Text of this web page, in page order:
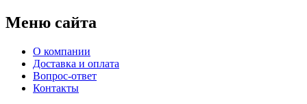
Меню сайта
О компании
Доставка и оплата
Вопрос-ответ
Контакты